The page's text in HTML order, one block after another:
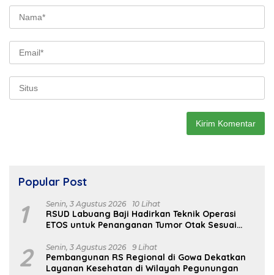
Popular Post
1 Senin, 3 Agustus 2026 10 Lihat
RSUD Labuang Baji Hadirkan Teknik Operasi
ETOS untuk Penanganan Tumor Otak Sesuai
2 Senin, 3 Agustus 2026 9 Lihat
Pembangunan RS Regional di Gowa Dekatkan
Layanan Kesehatan di Wilayah Pegunungan